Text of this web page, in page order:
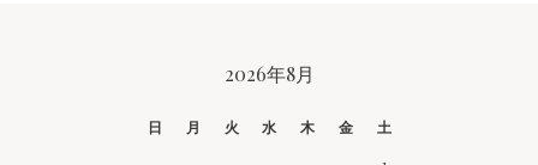
2026年8月
日 月 火 水 木 金
土